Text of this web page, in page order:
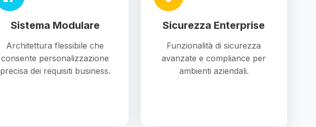
Sistema Modulare
Architettura flessibile che
consente personalizzazione
precisa dei requisiti business.
Sicurezza Enterprise
Funzionalità di sicurezza
avanzate e compliance per
ambienti aziendali.